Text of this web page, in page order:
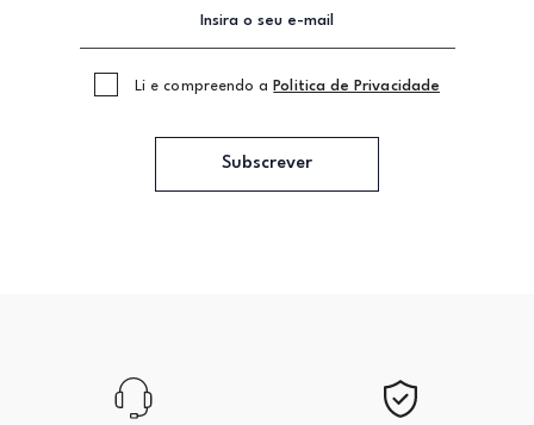
Li e compreendo a Politica de Privacidade
Subscrever